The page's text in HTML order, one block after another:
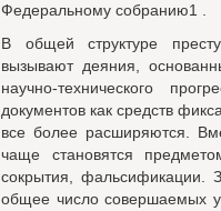
Федеральному собранию1 .
В общей структуре
вызывают деяния,
научно-технического
документов как средств
все более расширяются.
чаще становятся
сокрытия, фальсификации.
общее число совершаемых